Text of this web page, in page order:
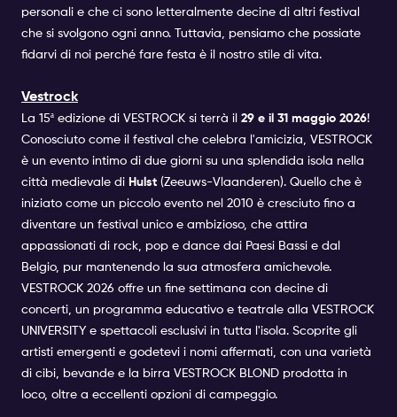
Freedom . Major League DJz . Bachata All Stars
Orquestra . Cache Royale . Favela Som Sistema .
Louzolo . Robin Roxette . Balbino . Berthon &
Valery . Esma Zawina . Faby . Franklin Rodriques .
Guiz . I Love Chicas . Init . Izzy Bizzy . Jarzino .
Jaff . Jeronimo . Jorge Suarez . Karyo . Latin
Master . Los Hermanos Sharma . Luciana Portela .
Matias . Miguel Kaidel . Mojo . Paul Laffree .
Rafinha . Rhodar . Ryad . Salih . Simon Kidzoo .
personali e che ci sono letteralmente decine di altri festival
che si svolgono ogni anno. Tuttavia, pensiamo che possiate
fidarvi di noi perché fare festa è il nostro stile di vita.
Vestrock
La 15ª edizione di VESTROCK si terrà il 29 e il 31 maggio 2026!
Conosciuto come il festival che celebra l'amicizia, VESTROCK
è un evento intimo di due giorni su una splendida isola nella
città medievale di Hulst (Zeeuws-Vlaanderen). Quello che è
iniziato come un piccolo evento nel 2010 è cresciuto fino a
diventare un festival unico e ambizioso, che attira
appassionati di rock, pop e dance dai Paesi Bassi e dal
Belgio, pur mantenendo la sua atmosfera amichevole.
VESTROCK 2026 offre un fine settimana con decine di
concerti, un programma educativo e teatrale alla VESTROCK
UNIVERSITY e spettacoli esclusivi in tutta l'isola. Scoprite gli
artisti emergenti e godetevi i nomi affermati, con una varietà
di cibi, bevande e la birra VESTROCK BLOND prodotta in
loco, oltre a eccellenti opzioni di campeggio.